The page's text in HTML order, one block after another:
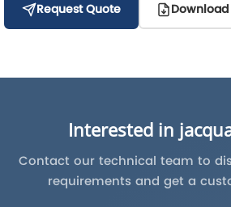
Request Quote
Interested in
Contact our technical team to
requirements and get a